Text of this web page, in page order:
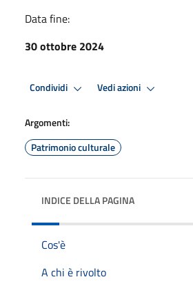
Data fine:
30 ottobre 2024
Condividi Vedi azioni
Argomenti:
Patrimonio culturale
INDICE DELLA PAGINA
Cos'è
A chi è rivolto